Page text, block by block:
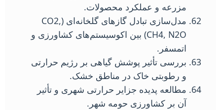
مزرعه و عملکرد محصولات.
مدل‌سازی تبادل گازهای گلخانه‌ای (CO2,
CH4, N2O) بین اکوسیستم‌های کشاورزی و
اتمسفر.
بررسی تأثیر پوشش گیاهی بر رژیم حرارتی
و رطوبتی خاک در مناطق خشک.
مطالعه پدیده جزایر حرارتی شهری و تأثیر
آن بر کشاورزی حومه شهر.